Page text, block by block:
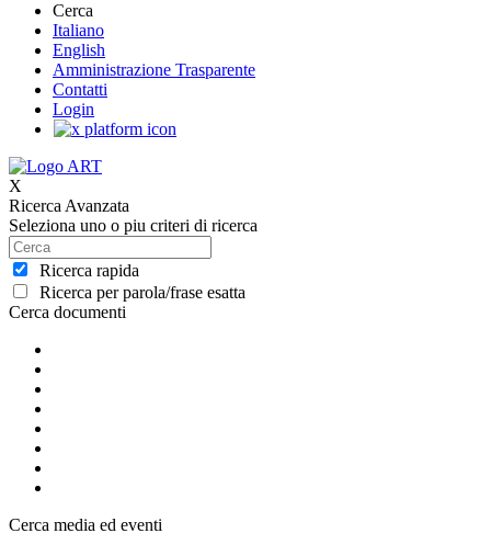
Cerca
Italiano
English
Amministrazione Trasparente
Contatti
Login
X
Ricerca Avanzata
Seleziona uno o piu criteri di ricerca
Ricerca rapida
Ricerca per parola/frase esatta
Cerca documenti
Cerca media ed eventi